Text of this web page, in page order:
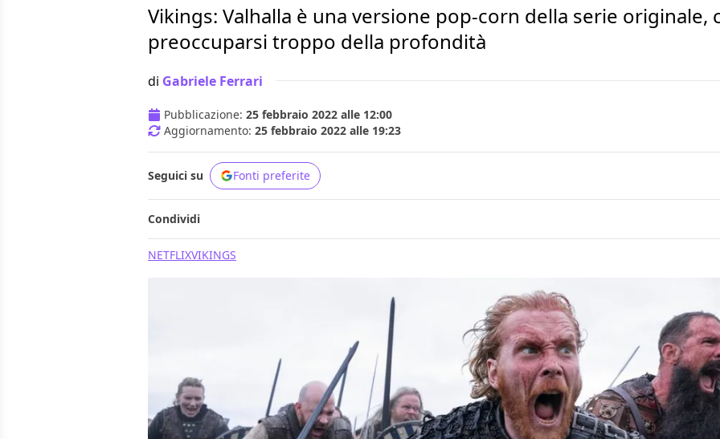
Vikings: Valhalla è una versione pop-corn della serie originale,
preoccuparsi troppo della profondità
di Gabriele Ferrari
Pubblicazione: 25 febbraio 2022 alle 12:00
Aggiornamento: 25 febbraio 2022 alle 19:23
Seguici su Fonti preferite
Condividi
NETFLIXVIKINGS